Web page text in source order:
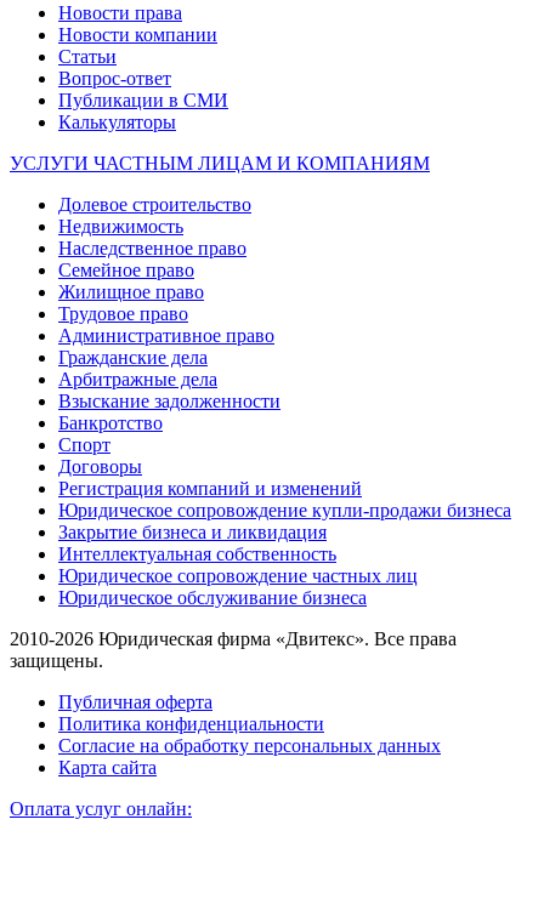
Новости права
Новости компании
Статьи
Вопрос-ответ
Публикации в СМИ
Калькуляторы
УСЛУГИ ЧАСТНЫМ ЛИЦАМ И КОМПАНИЯМ
Долевое строительство
Недвижимость
Наследственное право
Семейное право
Жилищное право
Трудовое право
Административное право
Гражданские дела
Арбитражные дела
Взыскание задолженности
Банкротство
Спорт
Договоры
Регистрация компаний и изменений
Юридическое сопровождение купли-продажи бизнеса
Закрытие бизнеса и ликвидация
Интеллектуальная собственность
Юридическое сопровождение частных лиц
Юридическое обслуживание бизнеса
2010-2026 Юридическая фирма «Двитекс». Все права
защищены.
Публичная оферта
Политика конфиденциальности
Согласие на обработку персональных данных
Карта сайта
Оплата услуг онлайн: